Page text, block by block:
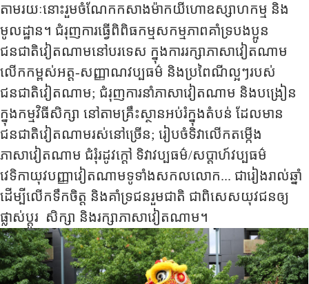
តាមរយៈនោះរួមចំណែកកសាងម៉ាកយីហោឧស្សាហកម្ម និង
មូលដ្ឋាន។ ជំរុញការធ្វើពិពិធកម្មសកម្មភាពគាំទ្របងប្អូន
ជនជាតិវៀតណាមនៅបរទេស ក្នុងការរក្សាភាសាវៀតណាម
លើកកម្ពស់អត្ត-សញ្ញាណវប្បធម៌ និងប្រពៃណីល្អៗរបស់
ជនជាតិវៀតណាម; ជំរុញការនាំ​ភាសាវៀតណាម​ និង​បង្រៀន
ក្នុងកម្មវិធីសិក្សា នៅតាមគ្រឹះស្ថានអប់រំក្នុងតំបន់ ដែលមាន
ជនជាតិវៀតណាមរស់នៅច្រើន; រៀបចំទិវាលើកតម្កើង
ភាសាវៀតណាម ជំរុំរដូវក្តៅ ទិវាវប្បធម៌/សប្តាហ៍វប្បធម៌
វេទិកាយុវបញ្ញាវៀតណាមទូទាំងសកលលោក... ជារៀងរាល់ឆ្នាំ
ដើម្បីលើកទឹកចិត្ត និងគាំទ្រជនរួមជាតិ ជាពិសេសយុវជនឲ្យ
ផ្លាស់ប្តូរ សិក្សា និងរក្សាភាសាវៀតណាម។